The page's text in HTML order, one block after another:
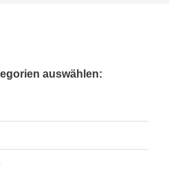
auswählen: